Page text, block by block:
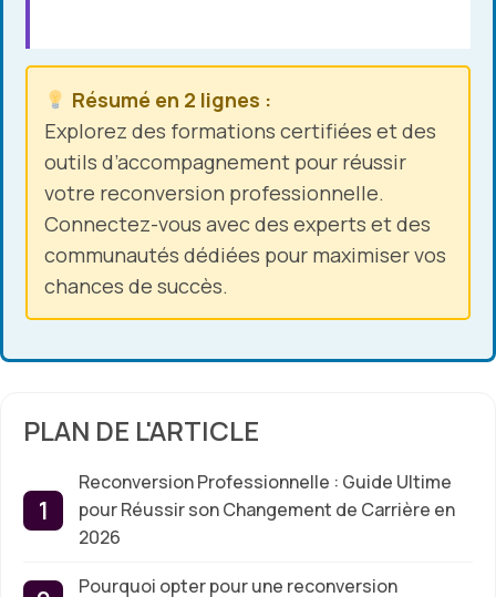
Résumé en 2 lignes :
Explorez des formations certifiées et des
outils d’accompagnement pour réussir
votre reconversion professionnelle.
Connectez-vous avec des experts et des
communautés dédiées pour maximiser vos
chances de succès.
PLAN DE L'ARTICLE
Reconversion Professionnelle : Guide Ultime
pour Réussir son Changement de Carrière en
2026
Pourquoi opter pour une reconversion